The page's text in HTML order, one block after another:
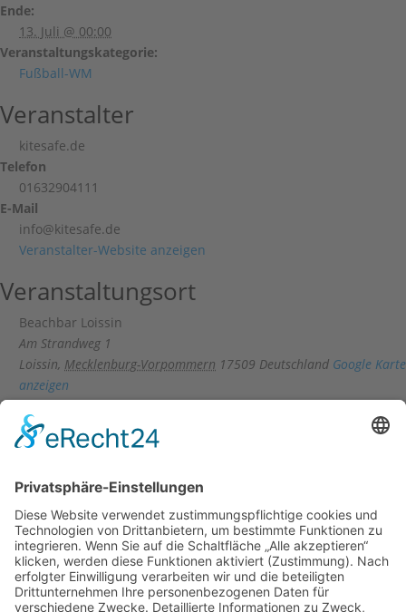
Ende:
13. Juli @ 00:00
Veranstaltungskategorie:
Fußball-WM
Veranstalter
kitesafe.de
Telefon
01632904111
E-Mail
info@kitesafe.de
Veranstalter-Website anzeigen
Veranstaltungsort
Beachbar Loissin
Am Strandweg 1
Loissin, Mecklenburg-Vorpommern 17509 Deutschland Google Karte
anzeigen